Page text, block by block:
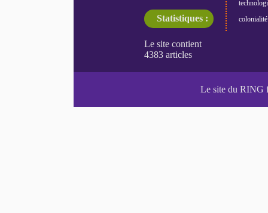
Statistiques :
colonialité
Le site du RING